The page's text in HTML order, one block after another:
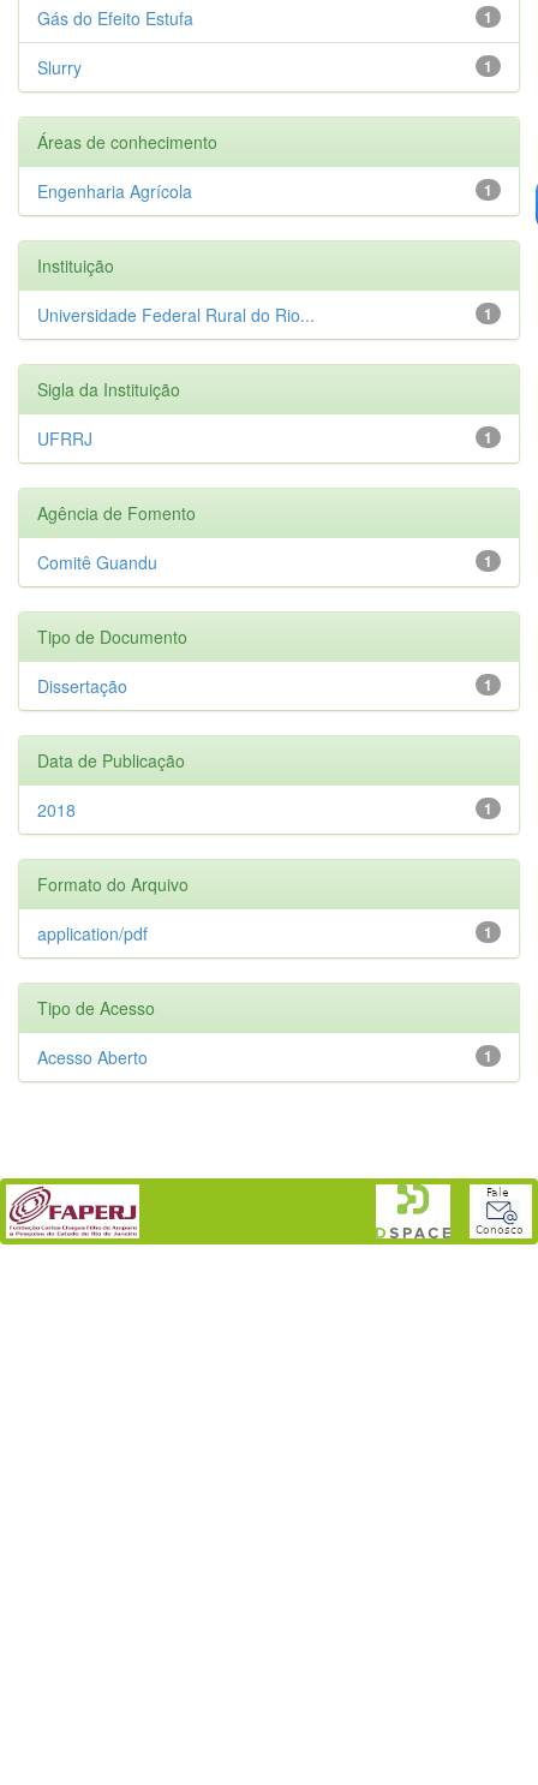
1
Gás do Efeito Estufa
1
Slurry
Áreas de conhecimento
1
Engenharia Agrícola
Instituição
1
Universidade Federal Rural do Rio...
Sigla da Instituição
1
UFRRJ
Agência de Fomento
1
Comitê Guandu
Tipo de Documento
1
Dissertação
Data de Publicação
1
2018
Formato do Arquivo
1
application/pdf
Tipo de Acesso
1
Acesso Aberto